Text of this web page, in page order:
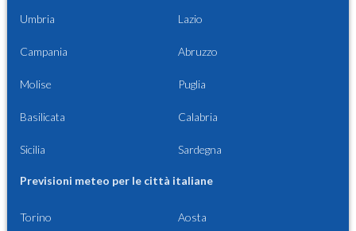
Umbria Lazio
Campania Abruzzo
Molise Puglia
Basilicata Calabria
Sicilia Sardegna
Previsioni meteo per le città italiane
Torino Aosta